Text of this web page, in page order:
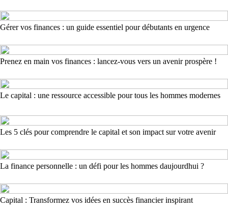
Gérer vos finances : un guide essentiel pour débutants en urgence
Prenez en main vos finances : lancez-vous vers un avenir prospère !
Le capital : une ressource accessible pour tous les hommes modernes
Les 5 clés pour comprendre le capital et son impact sur votre avenir
La finance personnelle : un défi pour les hommes daujourdhui ?
Capital : Transformez vos idées en succès financier inspirant